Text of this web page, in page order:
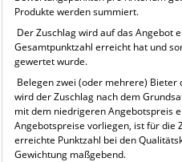
Produkte werden summiert.
Der Zuschlag wird auf das Angebot
Gesamtpunktzahl erreicht hat und
gewertet wurde.
Belegen zwei (oder mehrere) Bieter
wird der Zuschlag nach dem
mit dem niedrigeren Angebotspreis
Angebotspreise vorliegen, ist für die
erreichte Punktzahl bei den
Gewichtung maßgebend.